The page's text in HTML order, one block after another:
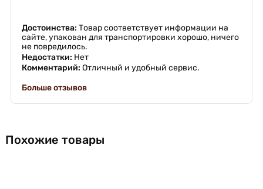
Достоинства: Товар соответствует информации на
сайте, упакован для транспортировки хорошо, ничего
не повредилось.
Недостатки: Нет
Комментарий: Отличный и удобный сервис.
Больше отзывов
Похожие товары